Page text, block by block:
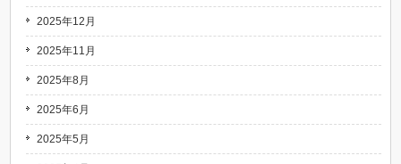
2025年12月
2025年11月
2025年8月
2025年6月
2025年5月